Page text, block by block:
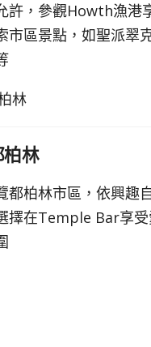
許，參觀Howth漁港
市區景點，如聖派翠
林
柏林
都柏林市區，依興趣
擇在Temple Bar享